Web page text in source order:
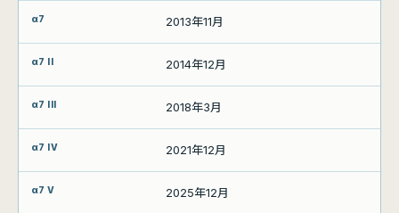
2013年11月
2014年12月
2018年3月
2021年12月
2025年12月